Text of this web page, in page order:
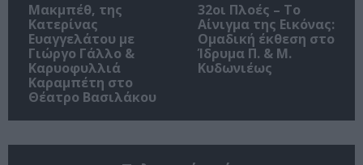
Μακμπέθ, της
Κατερίνας
Ευαγγελάτου με
Γιώργο Γάλλο &
Καρυοφυλλιά
Καραμπέτη στο
Θέατρο Βασιλάκου
32οι Πλοές – Το
Αίνιγμα της Εικόνας:
Ομαδική έκθεση στο
Ίδρυμα Π. & Μ.
Κυδωνιέως